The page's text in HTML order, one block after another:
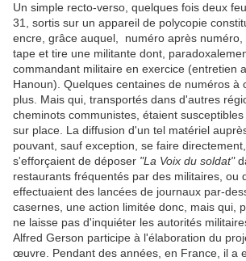
Un simple recto-verso, quelques fois deux
31, sortis sur un appareil de polycopie
encre, grâce auquel, numéro après numéro,
tape et tire une militante dont,
commandant militaire en exercice (entretien
Hanoun). Quelques centaines de numéros à
plus. Mais qui, transportés dans d'autres
cheminots communistes, étaient
sur place. La diffusion d'un tel matériel
pouvant, sauf exception, se faire
s'efforçaient de déposer "La Voix du soldat"
restaurants fréquentés par des militaires, ou
effectuaient des lancées de journaux par-
casernes, une action limitée donc, mais qui,
ne laisse pas d'inquiéter les autorités
Alfred Gerson participe à l'élaboration du
œuvre. Pendant des années, en France, il a